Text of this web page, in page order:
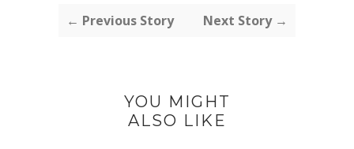
← Previous Story Next Story →
YOU MIGHT
ALSO LIKE